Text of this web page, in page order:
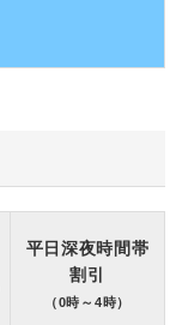
平日深夜時間帯
割引
（0時～4時）